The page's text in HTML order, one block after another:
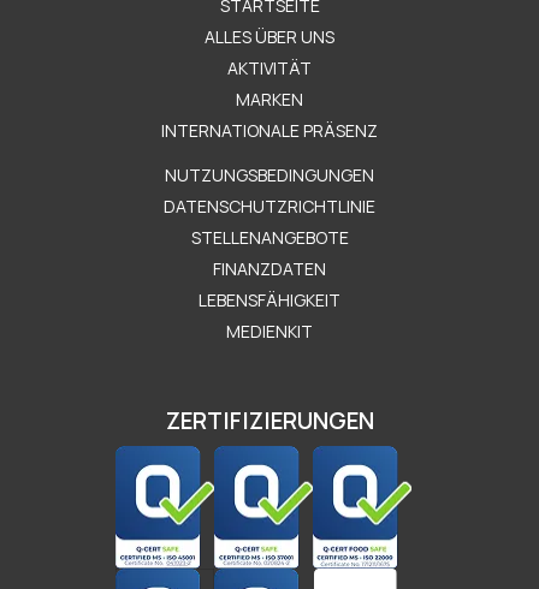
STARTSEITE
ALLES ÜBER UNS
AKTIVITÄT
MARKEN
INTERNATIONALE PRÄSENZ
Μενού Εταιρείας
NUTZUNGSBEDINGUNGEN
DATENSCHUTZRICHTLINIE
STELLENANGEBOTE
FINANZDATEN
LEBENSFÄHIGKEIT
MEDIENKIT
ZERTIFIZIERUNGEN